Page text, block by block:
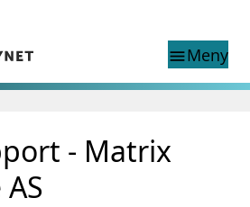
menuMeny
exist in English
English home page
- Matrix